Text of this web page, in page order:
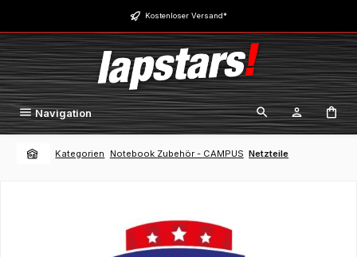
Zum Hauptinhalt springen Kostenloser Versand*
Navigation
Kategorien Notebook Zubehör - CAMPUS Netzteile